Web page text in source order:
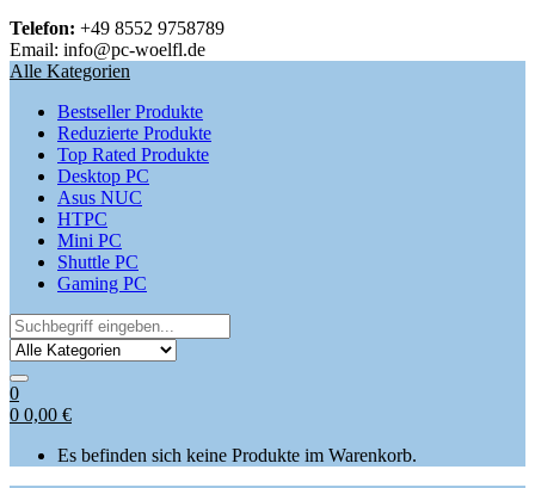
Telefon: +49 8552 9758789
Email: info@pc-woelfl.de
Alle Kategorien
Bestseller Produkte
Reduzierte Produkte
Top Rated Produkte
Desktop PC
Asus NUC
HTPC
Mini PC
Shuttle PC
Gaming PC
Search
for:
0
0 0,00 €
Es befinden sich keine Produkte im Warenkorb.